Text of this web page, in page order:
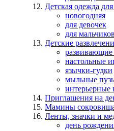
Детская одежда
новогодняя
для девочек
для мальчиков
Детские
настольные
язычки-гудки
мыльные
интерьерные
Приглашения на
Мамины
Ленты, значки и
день